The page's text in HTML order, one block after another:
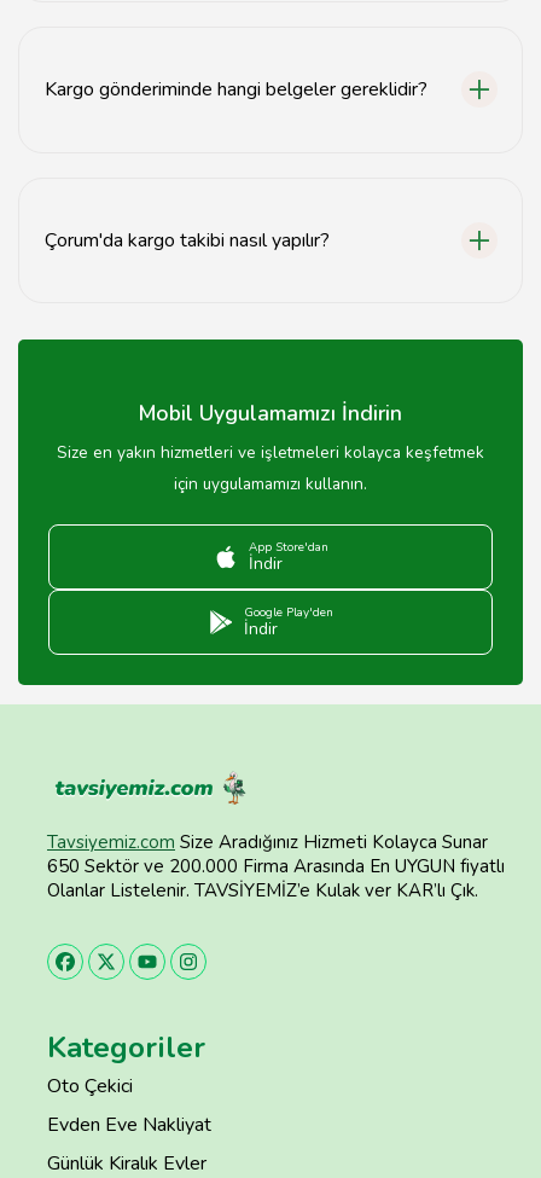
Kargo gönderiminde hangi belgeler gereklidir?
Çorum'da kargo takibi nasıl yapılır?
takip numarası ile takip işlemi yapılabilir.
Mobil Uygulamamızı İndirin
Size en yakın hizmetleri ve işletmeleri kolayca keşfetmek
için uygulamamızı kullanın.
App Store'dan
İndir
Google Play'den
İndir
Tavsiyemiz.com Size Aradığınız Hizmeti Kolayca Sunar
650 Sektör ve 200.000 Firma Arasında En UYGUN fiyatlı
Olanlar Listelenir. TAVSİYEMİZ’e Kulak ver KAR’lı Çık.
Kategoriler
Oto Çekici
Evden Eve Nakliyat
Günlük Kiralık Evler